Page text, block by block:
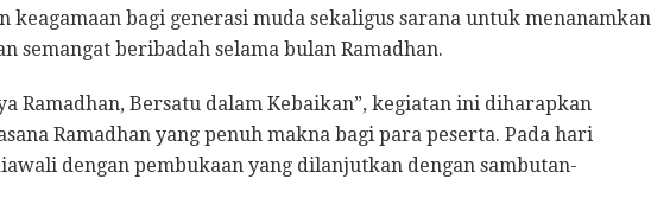
keagamaan bagi generasi muda sekaligus sarana untuk menanamkan
semangat beribadah selama bulan Ramadhan.
Ramadhan, Bersatu dalam Kebaikan”, kegiatan ini diharapkan
Ramadhan yang penuh makna bagi para peserta. Pada hari
dengan pembukaan yang dilanjutkan dengan sambutan-